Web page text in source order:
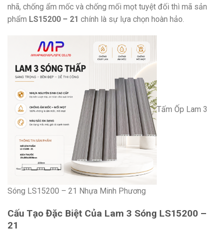
nhã, chống ẩm mốc và chống mối mọt tuyệt đối thì mã sản
phẩm LS15200 – 21 chính là sự lựa chọn hoàn hảo.
Tấm Ốp Lam 3
Sóng LS15200 – 21 Nhựa Minh Phương
Cấu Tạo Đặc Biệt Của Lam 3 Sóng LS15200 –
21